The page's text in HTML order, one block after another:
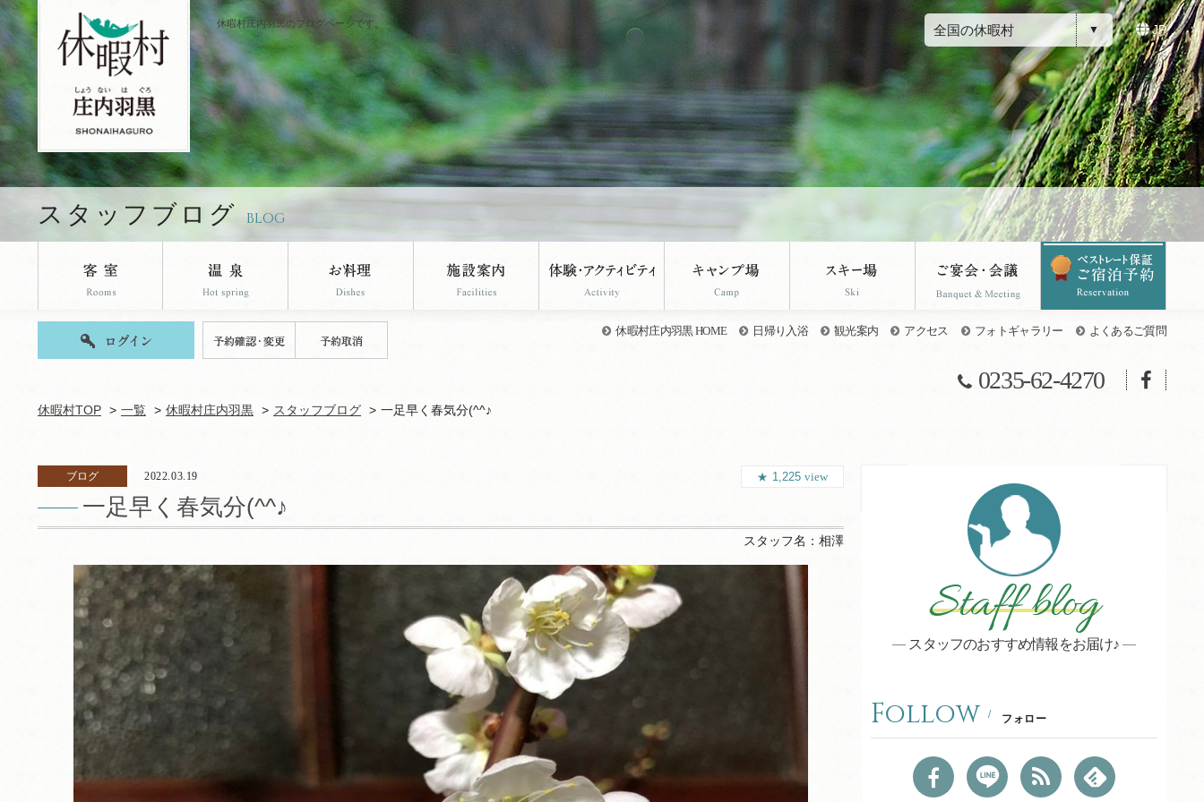
休暇村庄内羽黒のブログページです。 全国の休暇村 JP
スタッフブログ BLOG
休暇村庄内羽黒 HOME 日帰り入浴 観光案内 アクセス フォトギャラリー よくあるご質問
0235-62-4270
休暇村TOP 一覧 休暇村庄内羽黒 スタッフブログ 一足早く春気分(^^♪
ブログ 2022.03.19
一足早く春気分(^^♪
1,225 view
スタッフ名： 相澤
Staff blog
スタッフのおすすめ情報をお届け♪
Follow フォロー